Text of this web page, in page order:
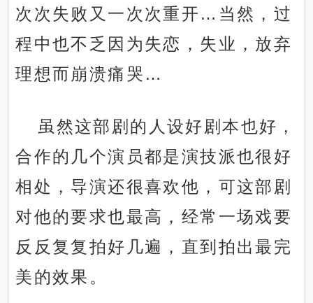
次次失败又一次次重开…当然，过
程中也不乏因为失恋，失业，放弃
理想而崩溃痛哭…
虽然这部剧的人设好剧本也好，
合作的几个演员都是演技派也很好
相处，导演还很喜欢他，可这部剧
对他的要求也最高，经常一场戏要
反反复复拍好几遍，直到拍出最完
美的效果。